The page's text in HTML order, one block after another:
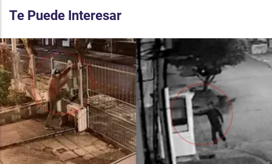
Te Puede Interesar